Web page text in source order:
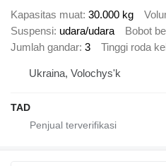
Kapasitas muat 30.000 kg
Suspensi udara/udara Bobot
Jumlah gandar 3 Tinggi roda
Ukraina, Volochys'k
TAD